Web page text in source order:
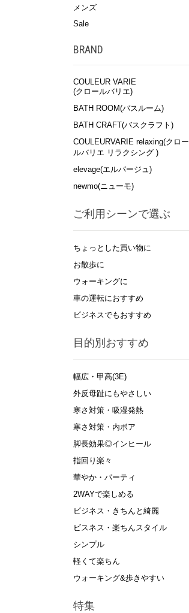
メンズ
Sale
BRAND
COULEUR VARIE
(クロールバリエ)
BATH ROOM(バスルーム)
BATH CRAFT(バスクラフト)
COULEURVARIE relaxing(クロー
ルバリエ リラクシング )
elevage(エルバージュ)
newmo(ニューモ)
ご利用シーンで選ぶ
ちょっとした買い物に
お散歩に
ウォーキングに
車の運転におすすめ
ビジネスでもおすすめ
目的別おすすめ
幅広・甲高(3E)
外反母趾にもやさしい
寒さ対策・吸湿発熱
寒さ対策・内ボア
脚長効果◎インヒール
指回り楽々
華やか・パーティ
2WAYで楽しめる
ビジネス・きちんと綺麗
ビスネス・楽ちんスタイル
シンプル
軽くて楽ちん
ウォーキング&歩きやすい
特集